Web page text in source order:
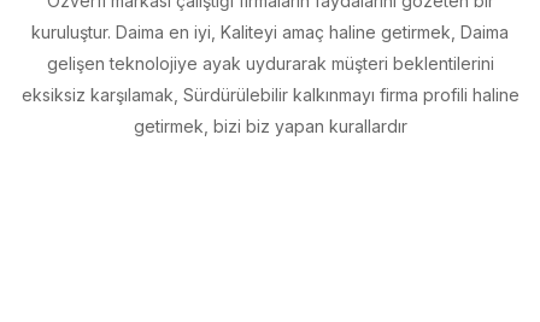
gelişen teknolojiye ayak uydurarak müşteri beklentilerini
eksiksiz karşılamak, Sürdürülebilir kalkınmayı firma profili haline
getirmek, bizi biz yapan kurallardır